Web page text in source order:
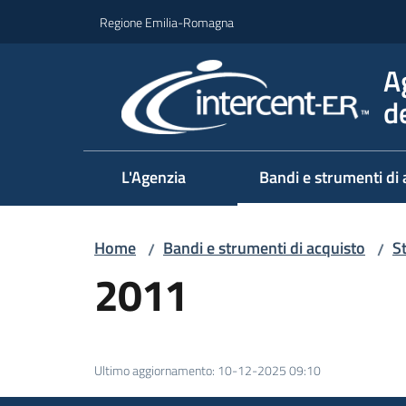
Regione Emilia-Romagna
L'Agenzia Bandi e strumenti di
Home / Bandi e strumenti di acquisto /
2011
Ultimo aggiornamento: 10-12-2025 09:10